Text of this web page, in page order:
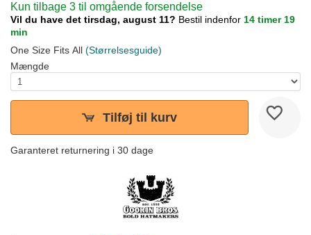
Kun tilbage 3 til omgående forsendelse
Vil du have det tirsdag, august 11? Bestil indenfor 14 timer 19
min
One Size Fits All (Størrelsesguide)
Mængde
Tilføj til kurv
Garanteret returnering i 30 dage